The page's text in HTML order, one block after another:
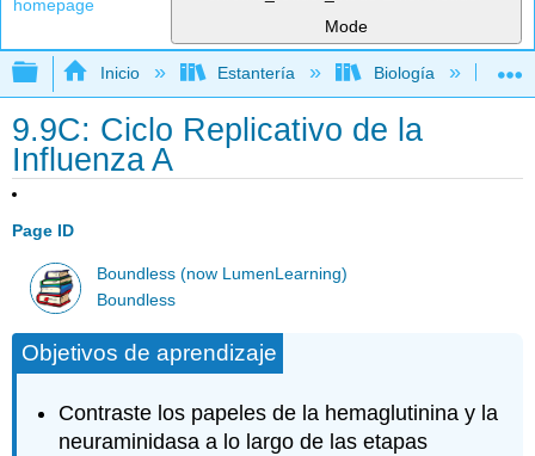
Mode
Expandir/contraer jerarquía global
Inicio Estantería Biología
9.9C: Ciclo Replicativo de la
Influenza A
Page ID
Boundless (now LumenLearning)
Boundless
Objetivos de aprendizaje
Contraste los papeles de la hemaglutinina y la
neuraminidasa a lo largo de las etapas